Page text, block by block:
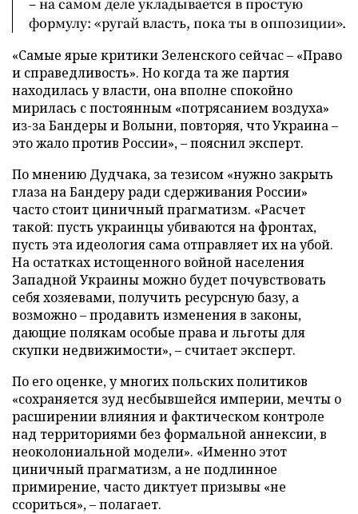
формулу: «ругай власть, пока ты в оппозиции».
«Самые ярые критики Зеленского сейчас – «Право
и справедливость». Но когда та же партия
находилась у власти, она вполне спокойно
мирилась с постоянным «потрясанием воздуха»
из-за Бандеры и Волыни, повторяя, что Украина –
это жало против России», – пояснил эксперт.
По мнению Дудчака, за тезисом «нужно закрыть
глаза на Бандеру ради сдерживания России»
часто стоит циничный прагматизм. «Расчет
такой: пусть украинцы убиваются на фронтах,
пусть эта идеология сама отправляет их на убой.
На остатках истощенного войной населения
Западной Украины можно будет почувствовать
себя хозяевами, получить ресурсную базу, а
возможно – продавить изменения в законы,
дающие полякам особые права и льготы для
скупки недвижимости», – считает эксперт.
По его оценке, у многих польских политиков
«сохраняется зуд несбывшейся империи, мечты о
расширении влияния и фактическом контроле
над территориями без формальной аннексии, в
неоколониальной модели». «Именно этот
циничный прагматизм, а не подлинное
примирение, часто диктует призывы «не
ссориться», – полагает.